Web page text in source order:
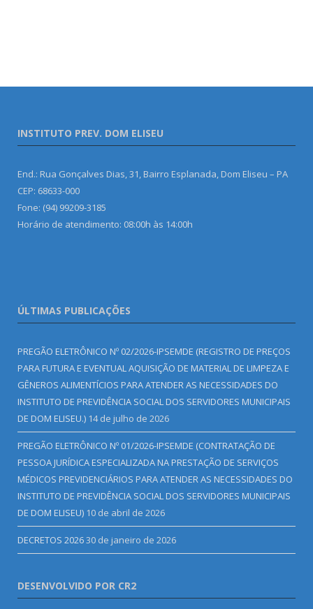
INSTITUTO PREV. DOM ELISEU
End.: Rua Gonçalves Dias, 31, Bairro Esplanada, Dom Eliseu – PA
CEP: 68633-000
Fone: (94) 99209-3185
Horário de atendimento: 08:00h às 14:00h
ÚLTIMAS PUBLICAÇÕES
PREGÃO ELETRÔNICO Nº 02/2026-IPSEMDE (REGISTRO DE PREÇOS
PARA FUTURA E EVENTUAL AQUISIÇÃO DE MATERIAL DE LIMPEZA E
GÊNEROS ALIMENTÍCIOS PARA ATENDER AS NECESSIDADES DO
INSTITUTO DE PREVIDÊNCIA SOCIAL DOS SERVIDORES MUNICIPAIS
DE DOM ELISEU.) 14 de julho de 2026
PREGÃO ELETRÔNICO Nº 01/2026-IPSEMDE (CONTRATAÇÃO DE
PESSOA JURÍDICA ESPECIALIZADA NA PRESTAÇÃO DE SERVIÇOS
MÉDICOS PREVIDENCIÁRIOS PARA ATENDER AS NECESSIDADES DO
INSTITUTO DE PREVIDÊNCIA SOCIAL DOS SERVIDORES MUNICIPAIS
DE DOM ELISEU) 10 de abril de 2026
DECRETOS 202630 de janeiro de 2026
DESENVOLVIDO POR CR2